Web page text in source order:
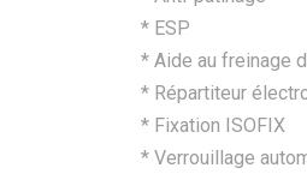
* ESP
* Aide au freinage
* Répartiteur
* Fixation ISOFIX
* Verrouillage